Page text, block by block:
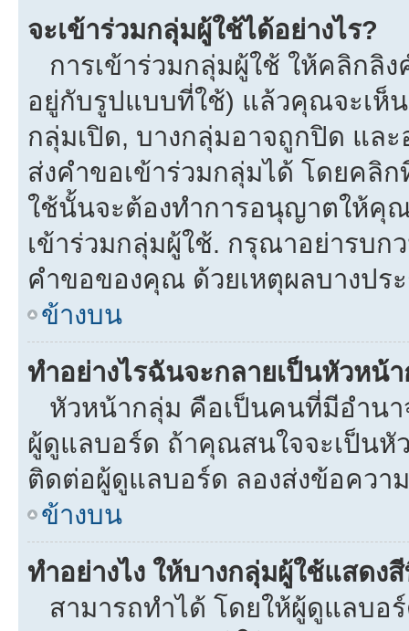
จะเข้าร่วมกลุ่มผู้ใช้ได้อย่างไร?
การเข้าร่วมกลุ่มผู้ใช้ ให้คลิกลิ
อยู่กับรูปแบบที่ใช้) แล้วคุณจะเห็
กลุ่มเปิด, บางกลุ่มอาจถูกปิด แล
ส่งคำขอเข้าร่วมกลุ่มได้ โดยคลิ
ใช้นั้นจะต้องทำการอนุญาตให้คุณ
เข้าร่วมกลุ่มผู้ใช้. กรุณาอย่ารบก
คำขอของคุณ ด้วยเหตุผลบางปร
ข้างบน
ทำอย่างไรฉันจะกลายเป็นหัวหน้
หัวหน้ากลุ่ม คือเป็นคนที่มีอำนา
ผู้ดูแลบอร์ด ถ้าคุณสนใจจะเป็น
ติดต่อผู้ดูแลบอร์ด ลองส่งข้อควา
ข้างบน
ทำอย่างไง ให้บางกลุ่มผู้ใช้แสดง
สามารถทำได้ โดยให้ผู้ดูแลบอ